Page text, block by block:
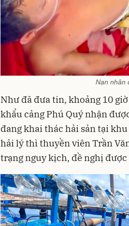
Nạn nhân
Như đã đưa tin, khoảng 10
khẩu cảng Phú Quý nhận
đang khai thác hải sản tại
hải lý thì thuyền viên Trần
trạng nguy kịch, đề nghị